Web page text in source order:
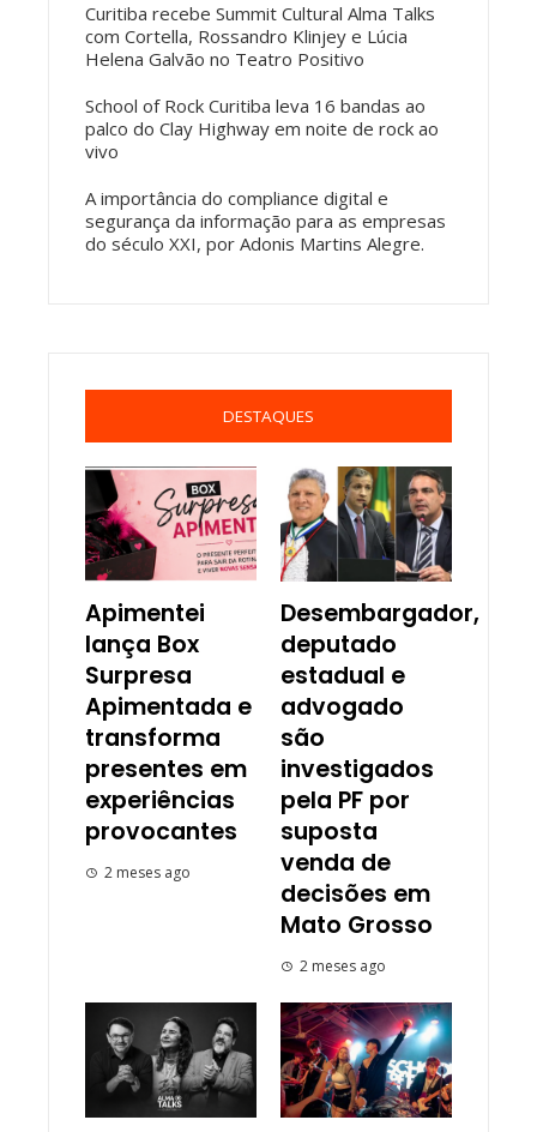
Curitiba recebe Summit Cultural Alma Talks
com Cortella, Rossandro Klinjey e Lúcia
Helena Galvão no Teatro Positivo
School of Rock Curitiba leva 16 bandas ao
palco do Clay Highway em noite de rock ao
vivo
A importância do compliance digital e
segurança da informação para as empresas
do século XXI, por Adonis Martins Alegre.
DESTAQUES
Apimentei
lança Box
Surpresa
Apimentada e
transforma
presentes em
experiências
provocantes
2 meses ago
Desembargador,
deputado
estadual e
advogado
são
investigados
pela PF por
suposta
venda de
decisões em
Mato Grosso
2 meses ago